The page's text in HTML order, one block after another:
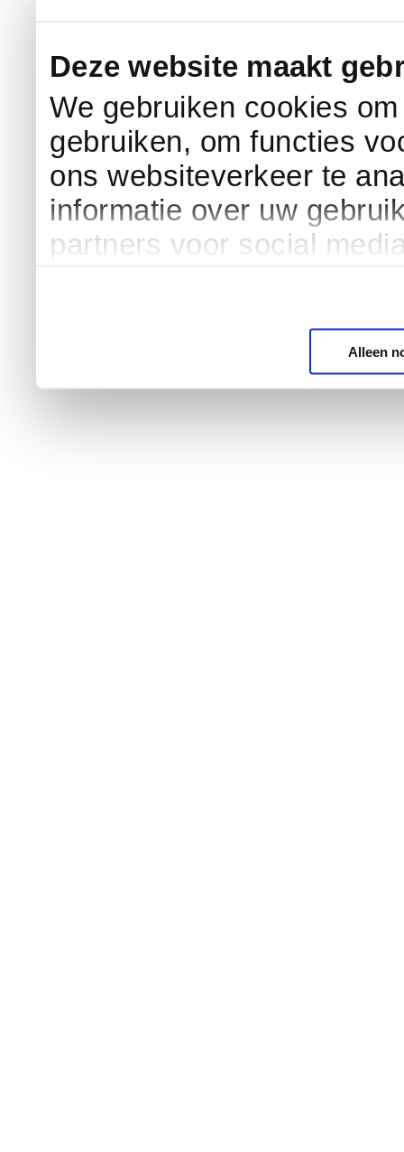
Deze website maakt
We gebruiken cookies
gebruiken, om functies
ons websiteverkeer te
informatie over uw
partners voor social
Alleen